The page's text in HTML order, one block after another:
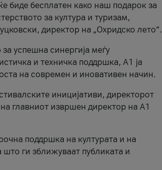
биде бесплатен како наш подарок за
за култура и туризам,
директор на „Охридско лето“.
успешна синергија меѓу
и техничка поддршка, A1 ја
на современ и иновативен начин.
иницијативи, директорот
главниот извршен директор на A1
поддршка на културата и на
ги зближуваат публиката и